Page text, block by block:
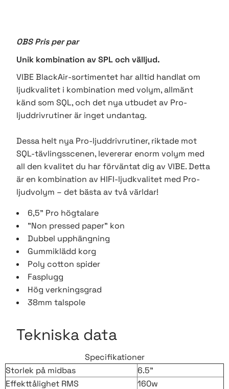
OBS Pris per par
Unik kombination av SPL och välljud.
VIBE BlackAir-sortimentet har alltid handlat om
ljudkvalitet i kombination med volym, allmänt
känd som SQL, och det nya utbudet av Pro-
ljuddrivrutiner är inget undantag.
Dessa helt nya Pro-ljuddrivrutiner, riktade mot
SQL-tävlingsscenen, levererar enorm volym med
all den kvalitet du har förväntat dig av VIBE. Detta
är en kombination av HIFI-ljudkvalitet med Pro-
ljudvolym – det bästa av två världar!
6,5" Pro högtalare
"Non pressed paper" kon
Dubbel upphängning
Gummiklädd korg
Poly cotton spider
Fasplugg
Hög verkningsgrad
38mm talspole
Tekniska data
Specifikationer
Storlek på midbas
6.5"
Effekttålighet RMS
160w